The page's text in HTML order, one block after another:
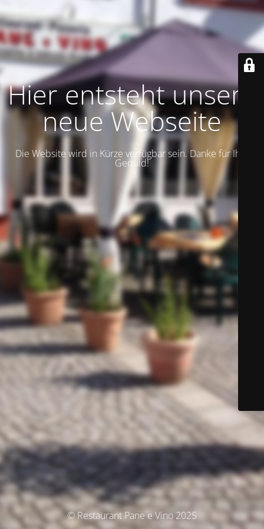
Hier entsteht unsere
neue Webseite
Die Website wird in Kürze verfügbar sein. Danke für Ihre
Geduld!
© Restaurant Pane e Vino 2025